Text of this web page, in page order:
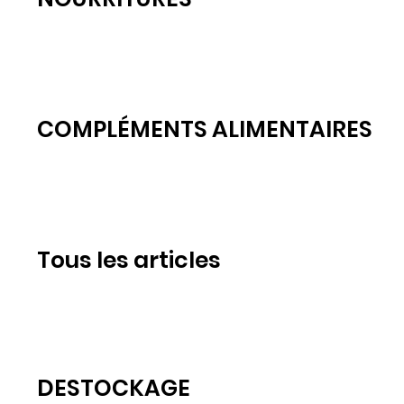
COMPLÉMENTS ALIMENTAIRES
Tous les articles
DESTOCKAGE